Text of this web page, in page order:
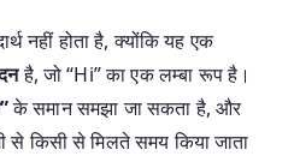
नहीं होता है, क्योंकि यह एक
है, जो “Hi” का एक लम्बा रूप है।
के समान समझा जा सकता है, और
से किसी से मिलते समय किया जाता